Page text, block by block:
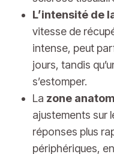
L’intensité de
vitesse de
intense, peut
jours, tandis
s’estomper.
La zone
ajustements sur
réponses plus
périphériques,